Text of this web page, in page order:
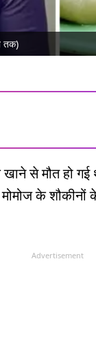
तक)
से मौत हो गई
के शौकीनों
Advertisement